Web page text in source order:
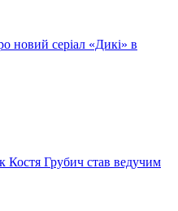
новий серіал «Дикі» в
Костя Грубич став ведучим